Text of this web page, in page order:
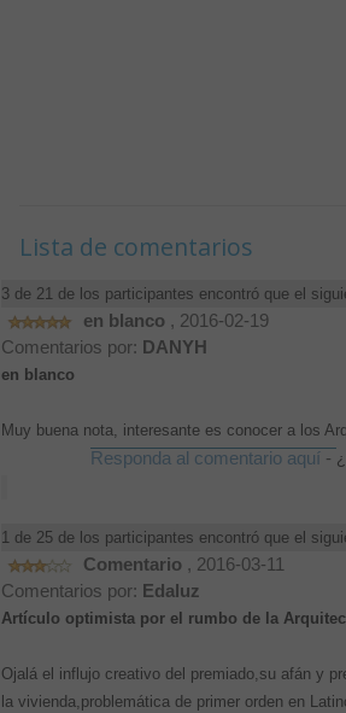
Lista de comentarios
3 de 21 de los participantes encontró que el
en blanco , 2016-02-19
Comentarios por: DANYH
en blanco
Muy buena nota, interesante es conocer a los
Responda al comentario aquí -
1 de 25 de los participantes encontró que el
Comentario , 2016-03-11
Comentarios por: Edaluz
Artículo optimista por el rumbo de la
Ojalá el influjo creativo del premiado,su afán y
la vivienda,problemática de primer orden en